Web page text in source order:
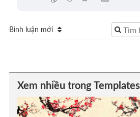
Bình luận mới
Xem nhiều trong Templates